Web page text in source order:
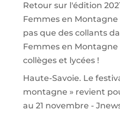
Retour sur l'édition
Femmes en Montagne
pas que des collants
Femmes en Montagne
collèges et lycées !
Haute-Savoie. Le
montagne » revient
au 21 novembre -